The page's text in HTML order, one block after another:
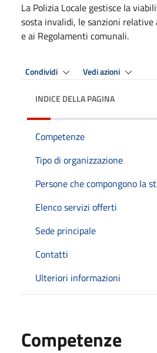
La Polizia Locale gestisce la
sosta invalidi, le sanzioni relative
e ai Regolamenti comunali.
Condividi Vedi azioni
INDICE DELLA PAGINA
Competenze
Tipo di organizzazione
Persone che compongono la
Elenco servizi offerti
Sede principale
Contatti
Ulteriori informazioni
Competenze